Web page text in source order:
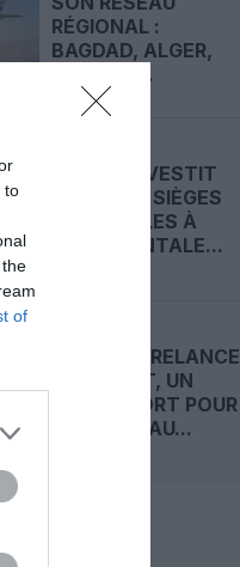
to
of
RÉGIONAL :
BAGDAD, ALGER,
BAHREÏN...
BEOND INVESTIT
DANS 256 SIÈGES
INCLINABLES À
L’HORIZONTALE...
FLYDUBAI RELANCE
BUDAPEST, UN
SIGNAL FORT POUR
SON RÉSEAU...